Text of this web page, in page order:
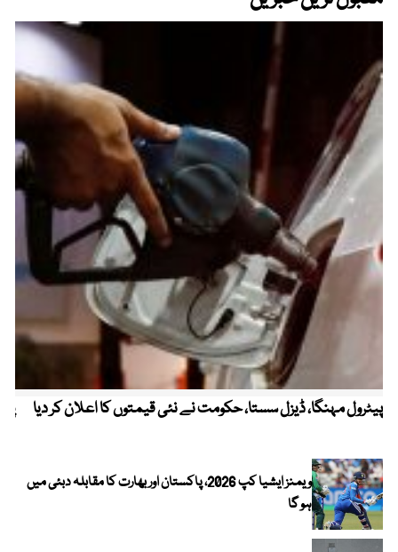
پیٹرول مہنگا، ڈیزل سستا، حکومت نے نئی قیمتوں کا اعلان کر دیا
ویمنز ایشیا کپ 2026، پاکستان اور بھارت کا مقابلہ دبئی میں
ہو گا